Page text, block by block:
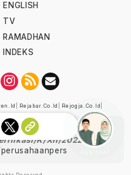
ENGLISH
TV
RAMADHAN
INDEKS
Rejabar.co.id Rejogja.co.id
oleh Dewan Pers
K/XII/2022